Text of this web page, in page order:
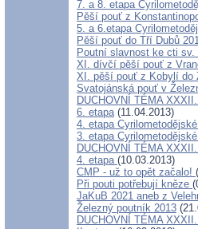
7. a 8. etapa
Pěší pouť z
5. a 6.etapa
Pěší pouť do Tří Dubů
Poutní slavnost ke cti sv.
XI. dívčí pěší pouť z
XI. pěší pouť z Kobylí do
Svatojánská pouť v
DUCHOVNÍ TÉMA
6. etapa(11.04.2013)
4. etapa
3. etapa
DUCHOVNÍ TÉMA
4. etapa (10.03.2013)
CMP - už to opět začalo!
Při pouti potřebují kněze
JaKuB 2021 aneb z
Železný poutník 2013
DUCHOVNÍ TÉMA